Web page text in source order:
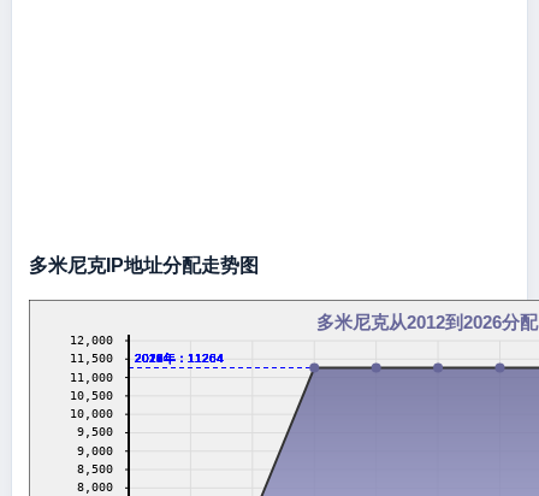
多米尼克IP地址分配走势图
多米尼克从2012到2026分
2016年：11264
2017年：11264
2018年：11264
2019年：11264
2020年：11264
2021年：11264
2022年：11264
2023年：11264
2024年：11264
2026年：11264
8,000
8,500
9,000
9,500
10,000
10,500
11,000
11,500
12,000